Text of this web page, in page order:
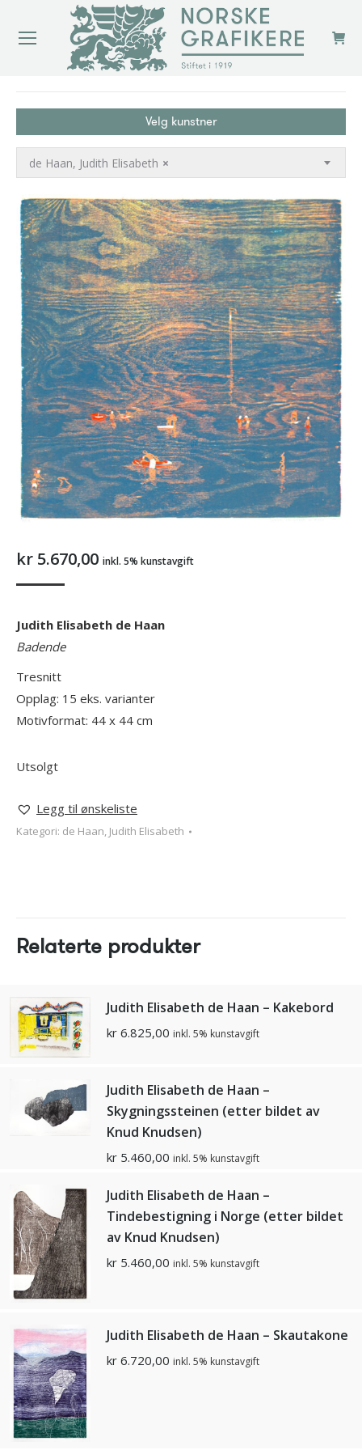
Velg kunstner
×
de Haan, Judith Elisabeth
kr 5.670,00 inkl. 5% kunstavgift
Judith Elisabeth de Haan
Badende
Tresnitt
Opplag: 15 eks. varianter
Motivformat: 44 x 44 cm
Utsolgt
Legg til ønskeliste
Kategori: de Haan, Judith Elisabeth
Relaterte produkter
Judith Elisabeth de Haan – Kakebord
kr 6.825,00 inkl. 5% kunstavgift
Judith Elisabeth de Haan –
Skygningssteinen (etter bildet av
Knud Knudsen)
kr 5.460,00 inkl. 5% kunstavgift
Judith Elisabeth de Haan –
Tindebestigning i Norge (etter bildet
av Knud Knudsen)
kr 5.460,00 inkl. 5% kunstavgift
Judith Elisabeth de Haan – Skautakone
kr 6.720,00 inkl. 5% kunstavgift